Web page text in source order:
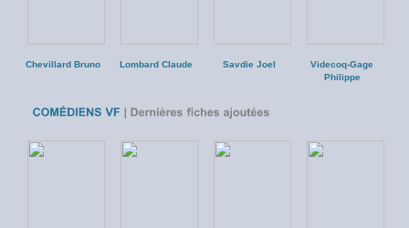
Chevillard Bruno Lombard Claude Savdie Joel
Videcoq-Gage
Philippe